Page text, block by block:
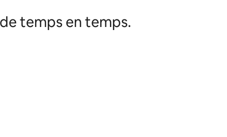
temps en temps.